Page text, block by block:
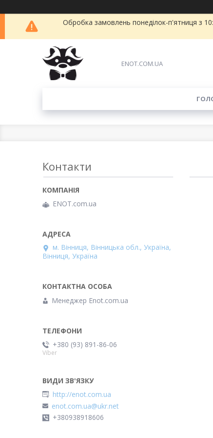
Обробка замовлень понеділок-п'ятниця з
ENOT.COM.UA
Контакти
ENOT.com.ua
м. Вінниця, Вінницька обл., Україна,
Вінниця, Україна
Менеджер Enot.com.ua
+380 (93) 891-86-06
Viber
http://enot.com.ua
enot.com.ua@ukr.net
+380938918606